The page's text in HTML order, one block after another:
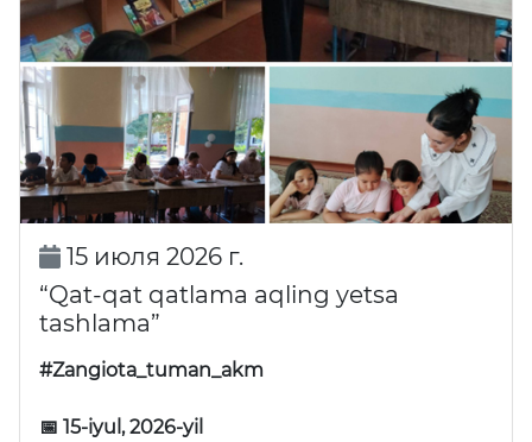
15 июля 2026 г.
“Qat-qat qatlama aqling yetsa
tashlama”
#Zangiota_tuman_akm
📅 15-iyul, 2026-yil